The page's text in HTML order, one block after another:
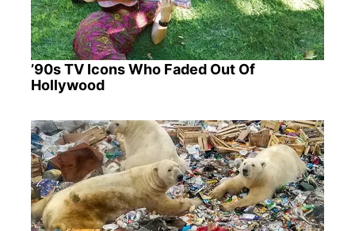
’90s TV Icons Who Faded Out Of
Hollywood